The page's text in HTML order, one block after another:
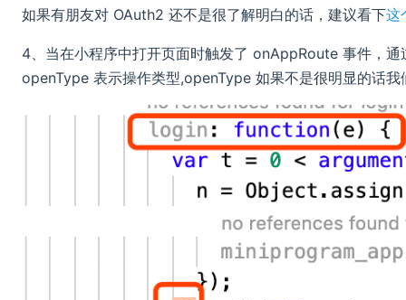
如果有朋友对 OAuth2 还不是很了解明白的话，建议看下这
4、当在小程序中打开页面时触发了 onAppRoute 事件，
openType 表示操作类型,openType 如果不是很明显的话